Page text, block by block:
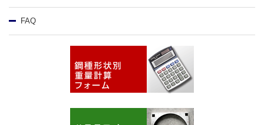
FAQ